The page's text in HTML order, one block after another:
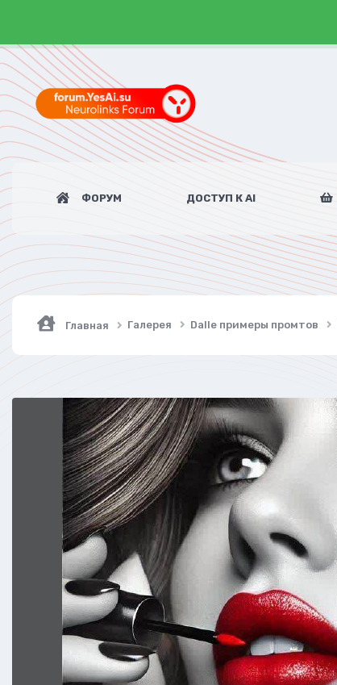
ФОРУМ ДОСТУП К AI
Главная Галерея Dalle примеры промтов